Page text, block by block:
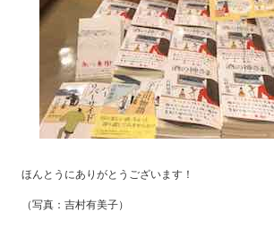
ほんとうにありがとうございます！
（写真：吉村有美子）